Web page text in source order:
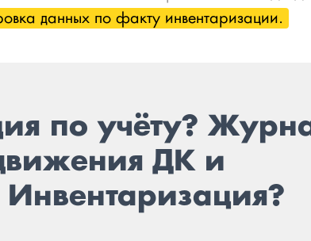
данных по факту инвентаризации.
по учёту?
ДК и